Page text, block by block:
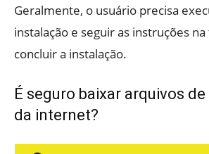
Geralmente, o usuário precisa
instalação e seguir as instruções
concluir a instalação.
É seguro baixar arquivos
da internet?